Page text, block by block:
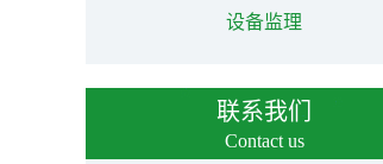
设备监理
联系我们
Contact us